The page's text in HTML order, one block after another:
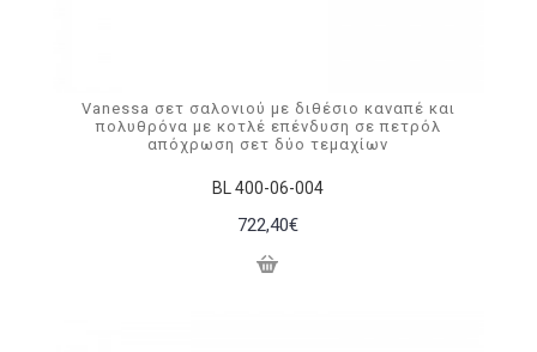
BL 400-06-004
Vanessa σετ σαλονιού με διθέσιο καναπέ και
πολυθρόνα με κοτλέ επένδυση σε πετρόλ
απόχρωση σετ δύο τεμαχίων
722,40€